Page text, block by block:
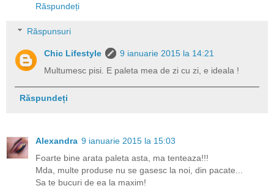
Răspundeți
Răspunsuri
Chic Lifestyle
9 ianuarie 2015 la 14:21
Multumesc pisi. E paleta mea de zi cu zi, e ideala !
Răspundeți
Alexandra 9 ianuarie 2015 la 15:03
Foarte bine arata paleta asta, ma tenteaza!!!
Mda, multe produse nu se gasesc la noi, din pacate...
Sa te bucuri de ea la maxim!